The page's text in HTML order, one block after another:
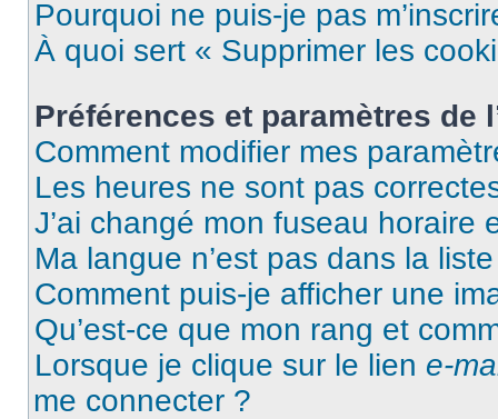
Pourquoi ne puis-je pas
À quoi sert « Supprimer les
Préférences et paramètres de
Comment modifier mes
Les heures ne sont pas
J’ai changé mon fuseau horaire
Ma langue n’est pas dans la
Comment puis-je afficher une
Qu’est-ce que mon rang et
Lorsque je clique sur le lien e-
me connecter ?